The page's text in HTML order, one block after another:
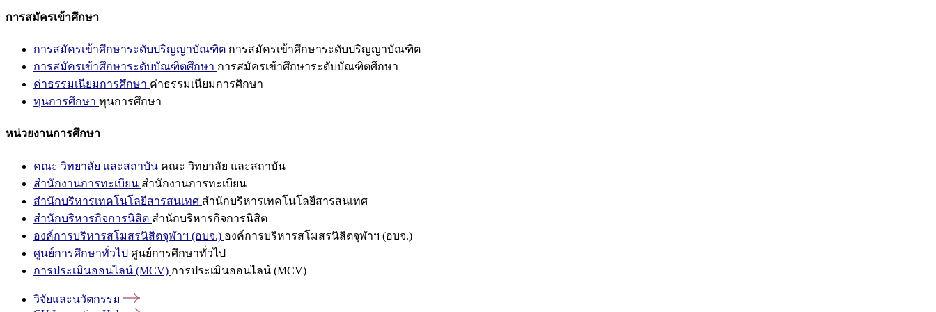
การสมัครเข้าศึกษา
การสมัครเข้าศึกษาระดับปริญญาบัณฑิต การสมัครเข้าศึกษาระดับปริญญาบัณฑิต
การสมัครเข้าศึกษาระดับบัณฑิตศึกษา การสมัครเข้าศึกษาระดับบัณฑิตศึกษา
ค่าธรรมเนียมการศึกษา ค่าธรรมเนียมการศึกษา
ทุนการศึกษา ทุนการศึกษา
หน่วยงานการศึกษา
คณะ วิทยาลัย และสถาบัน คณะ วิทยาลัย และสถาบัน
สำนักงานการทะเบียน สำนักงานการทะเบียน
สำนักบริหารเทคโนโลยีสารสนเทศ สำนักบริหารเทคโนโลยีสารสนเทศ
สำนักบริหารกิจการนิสิต สำนักบริหารกิจการนิสิต
องค์การบริหารสโมสรนิสิตจุฬาฯ (อบจ.) องค์การบริหารสโมสรนิสิตจุฬาฯ (อบจ.)
ศูนย์การศึกษาทั่วไป ศูนย์การศึกษาทั่วไป
การประเมินออนไลน์ (MCV) การประเมินออนไลน์ (MCV)
วิจัยและนวัตกรรม